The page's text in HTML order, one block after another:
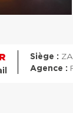
Siège :
Agence :